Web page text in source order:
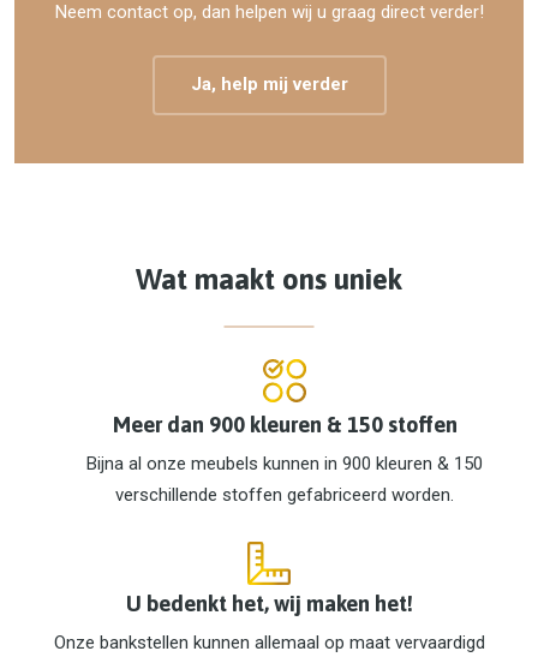
Neem contact op, dan helpen wij u graag direct verder!
Ja, help mij verder
Wat maakt ons uniek
Meer dan 900 kleuren & 150 stoffen
Bijna al onze meubels kunnen in 900 kleuren & 150
verschillende stoffen gefabriceerd worden.
U bedenkt het, wij maken het!
Onze bankstellen kunnen allemaal op maat vervaardigd